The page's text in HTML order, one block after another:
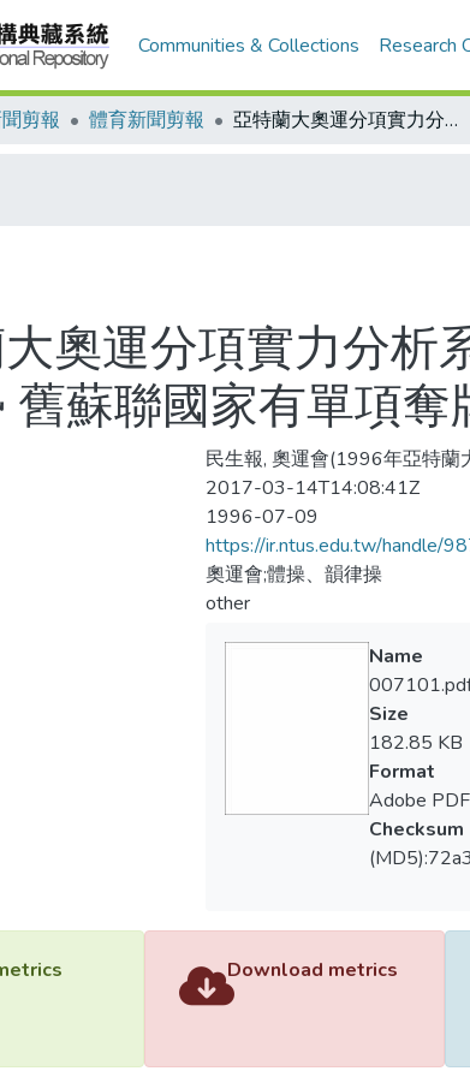
Communities & Collections Research
剪報 體育新聞剪報 亞特蘭大奧運分項實力分析系列專文之十 體操 大陸和羅馬尼亞佔優勢 舊蘇聯國家有單項奪牌實力
奧運分項實力分析
舊蘇聯國家有單項奪
民生報, 奧運會(1996年亞特蘭
2017-03-14T14:08:41Z
1996-07-09
https://ir.ntus.edu.tw/handle/
奧運會;體操、韻律操
other
Name
Size
182.85 KB
Format
Adobe PDF
Checksum
Download metrics